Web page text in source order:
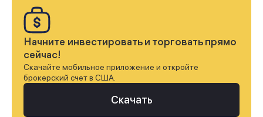
Начните инвестировать и торговать прямо
сейчас!
Скачайте мобильное приложение и откройте
брокерский счет в США.
Скачать